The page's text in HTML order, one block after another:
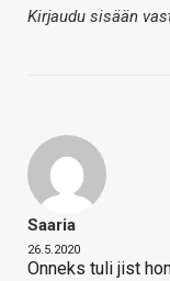
Kirjaudu sisään
Saaria
26.5.2020
Onneks tuli jist